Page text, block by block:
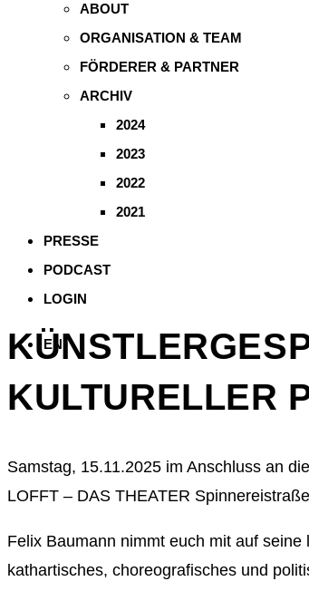
ABOUT
ORGANISATION & TEAM
FÖRDERER & PARTNER
ARCHIV
2024
2023
2022
2021
PRESSE
PODCAST
LOGIN
EN
KULTURELLER
Samstag, 15.11.2025 im Anschluss an
LOFFT – DAS THEATER
Felix Baumann nimmt euch mit auf
kathartisches, choreografisches und